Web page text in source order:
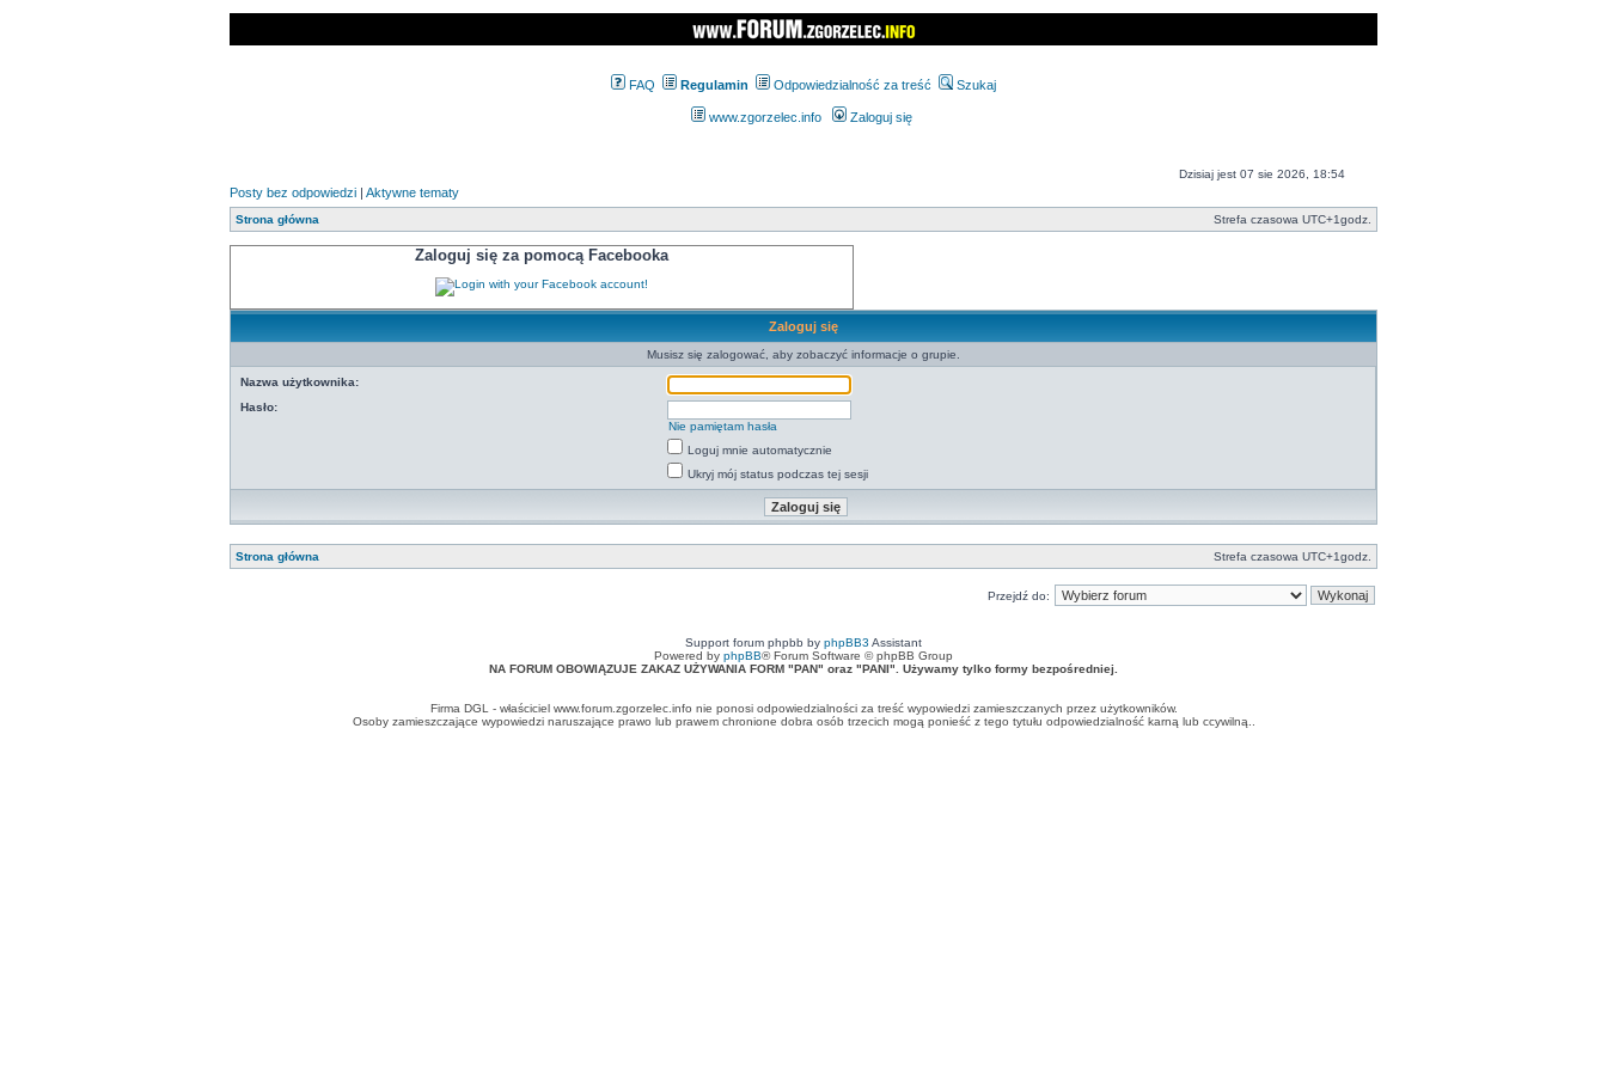
FAQ Regulamin Odpowiedzialność za treść Szukaj
www.zgorzelec.info Zaloguj się
Dzisiaj jest 07 sie 2026, 18:54
Posty bez odpowiedzi | Aktywne tematy
Strona główna Strefa czasowa UTC+1godz.
Zaloguj się za pomocą Facebooka
Zaloguj się
Musisz się zalogować, aby zobaczyć informacje o grupie.
Nazwa użytkownika:
Hasło:
Nie pamiętam hasła
Loguj mnie automatycznie
Ukryj mój status podczas tej sesji
Strona główna Strefa czasowa UTC+1godz.
Przejdź do:
Support forum phpbb by phpBB3 Assistant
Powered by phpBB® Forum Software © phpBB Group
NA FORUM OBOWIĄZUJE ZAKAZ UŻYWANIA FORM "PAN" oraz "PANI". Używamy tylko formy bezpośredniej.
Firma DGL - właściciel www.forum.zgorzelec.info nie ponosi odpowiedzialności za treść wypowiedzi zamieszczanych przez użytkowników.
Osoby zamieszczające wypowiedzi naruszające prawo lub prawem chronione dobra osób trzecich mogą ponieść z tego tytułu odpowiedzialność karną lub ccywilną..